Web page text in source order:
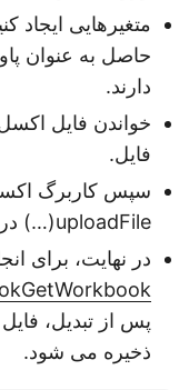
متغیرهایی ایجاد
حاصل به عنوان
دارند.
خواندن فایل اکسل
فایل.
سپس کاربرگ اکسل
uploadFile(…) در فضای ذخیره سازی ابری آپلود کنید.
در نهایت، برای
پس از تبدیل،
ذخیره می شود.